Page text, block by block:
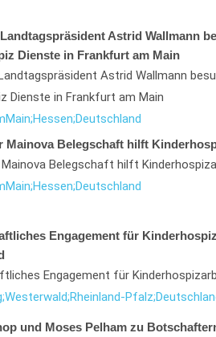
Astrid Wallmann
Dienste in Frankfurt am Main
Astrid Wallmann
Dienste in Frankfurt am Main
Main;Hessen;Deutschland
Mainova Belegschaft hilft
Mainova Belegschaft hilft
Main;Hessen;Deutschland
Engagement für
Engagement für
Westerwald;Rheinland-Pfalz;
und Moses Pelham zu